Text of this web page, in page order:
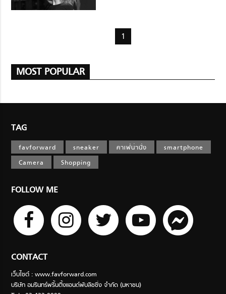
1
MOST POPULAR
TAG
favforward sneaker คาเฟ่น่านั่ง
smartphone
Camera
Shopping
FOLLOW ME
CONTACT
เว็บไซต์ : www.favforward.com
บริษัท อมรินทร์พริ้นติ้งแอนด์พับลิชชิ่ง จำกัด (มหาชน)